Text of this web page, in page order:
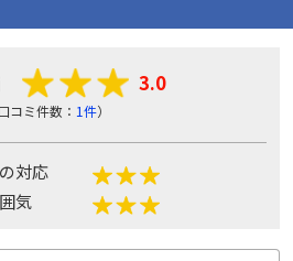
3.0
口コミ件数： 1件）
対応
気